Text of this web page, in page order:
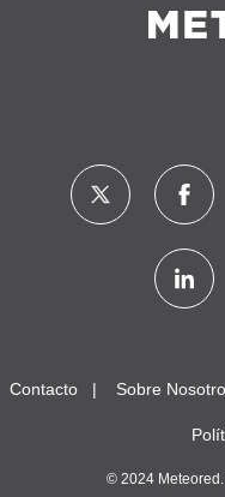
Contacto Sobre
© 2024